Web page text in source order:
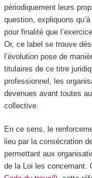
périodiquement leurs
question, expliquons
pour finalité que
Or, ce label se trouve
l’évolution pose de
titulaires de ce titre
professionnel, les
devenues avant toutes
collective.
En ce sens, le
lieu par la consécration
permettant aux
de la Loi les concernant.